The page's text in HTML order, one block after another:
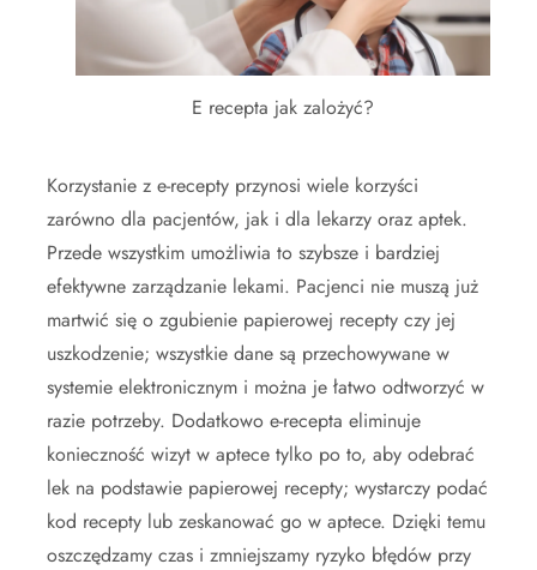
E recepta jak zalożyć?
Korzystanie z e-recepty przynosi wiele korzyści
zarówno dla pacjentów, jak i dla lekarzy oraz aptek.
Przede wszystkim umożliwia to szybsze i bardziej
efektywne zarządzanie lekami. Pacjenci nie muszą już
martwić się o zgubienie papierowej recepty czy jej
uszkodzenie; wszystkie dane są przechowywane w
systemie elektronicznym i można je łatwo odtworzyć w
razie potrzeby. Dodatkowo e-recepta eliminuje
konieczność wizyt w aptece tylko po to, aby odebrać
lek na podstawie papierowej recepty; wystarczy podać
kod recepty lub zeskanować go w aptece. Dzięki temu
oszczędzamy czas i zmniejszamy ryzyko błędów przy